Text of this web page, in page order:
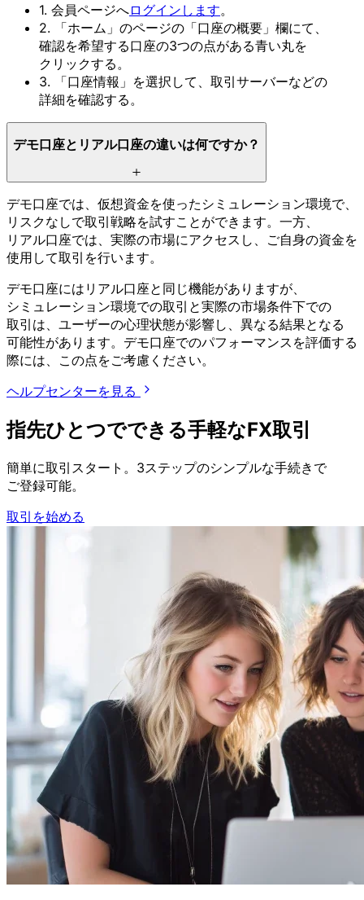
1. 会員ページへログインします。
2.
「ホーム」のページの 「口座の概要」欄にて、
確認を希望する口座の3つの点がある青い丸を
クリックする。
3.
「口座情報」を選択して、 取引サーバーなどの
詳細を確認する。
デモ口座と リアル口座の違いは何ですか？
デモ口座では、 仮想資金を使った シミュレーション環境で、
リスクなしで取引戦略を試すことができます。 一方、
リアル口座では、 実際の市場にアクセスし、 ご自身の資金を
使用して取引を行います。
デモ口座には リアル口座と 同じ機能がありますが、
シミュレーション環境での取引と実際の市場条件下での
取引は、 ユーザーの心理状態が影響し、 異なる結果と なる
可能性があります。 デモ口座でのパフォーマンスを評価する
際には、 この点をご考慮ください。
ヘルプセンターを見る
指先ひとつでできる手軽なFX取引
簡単に取引スタート。 3ステップのシンプルな手続きで
ご登録可能。
取引を始める